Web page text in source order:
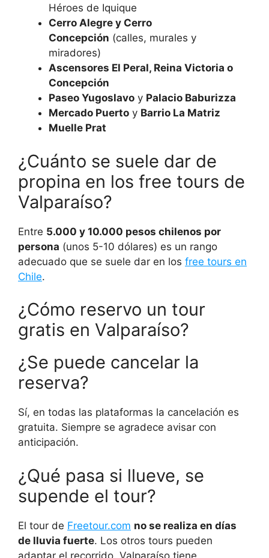
Héroes de Iquique
Cerro Alegre y Cerro
Concepción (calles, murales y
miradores)
Ascensores El Peral, Reina Victoria o
Concepción
Paseo Yugoslavo y Palacio Baburizza
Mercado Puerto y Barrio La Matriz
Muelle Prat
¿Cuánto se suele dar de
propina en los free tours de
Valparaíso?
Entre 5.000 y 10.000 pesos chilenos por
persona (unos 5-10 dólares) es un rango
adecuado que se suele dar en los free tours en
Chile.
¿Cómo reservo un tour
gratis en Valparaíso?
¿Se puede cancelar la
reserva?
Sí, en todas las plataformas la cancelación es
gratuita. Siempre se agradece avisar con
anticipación.
¿Qué pasa si llueve, se
supende el tour?
El tour de Freetour.com no se realiza en días
de lluvia fuerte. Los otros tours pueden
adaptar el recorrido. Valparaíso tiene